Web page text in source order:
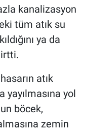
kanalizasyon
tüm atık su
ya da
atık
yayılmasına yol
böcek,
zemin